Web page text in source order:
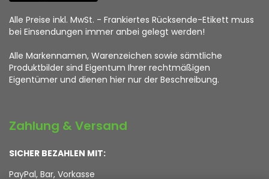
Alle Preise inkl. MwSt. - Frankiertes Rücksende-Etikett muss
bei Einsendungen immer anbei gelegt werden!
Alle Markennamen, Warenzeichen sowie sämtliche
Produktbilder sind Eigentum Ihrer rechtmäßigen
Eigentümer und dienen hier nur der Beschreibung.
Zahlung & Versand
SICHER BEZAHLEN MIT:
PayPal, Bar, Vorkasse